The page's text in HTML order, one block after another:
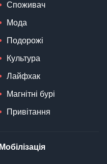
Споживач
Мода
Подорожі
Культура
Лайфхак
Магнітні бурі
Привітання
Мобілізація